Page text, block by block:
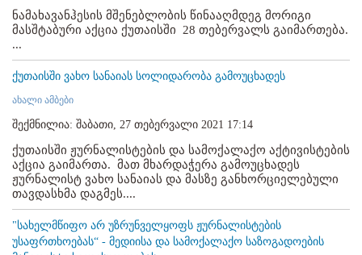
ნამახავანჰესის მშენებლობის წინააღმდეგ მორიგი
მასშტაბური აქცია ქუთაისში 28 თებერვალს გაიმართება.
...
ქუთაისში ვახო სანაიას სოლიდარობა გამოუცხადეს
ახალი ამბები
შექმნილია: შაბათი, 27 თებერვალი 2021 17:14
ქუთაისში ჟურნალისტების და სამოქალაქო აქტივისტების
აქცია გაიმართა. მათ მხარდაჭერა გამოუცხადეს
ჟურნალისტ ვახო სანაიას და მასზე განხორციელებული
თავდასხმა დაგმეს....
"სახელმწიფო არ უზრუნველყოფს ჟურნალისტების
უსაფრთხოებას“ - მედიისა და სამოქალაქო საზოგადოების